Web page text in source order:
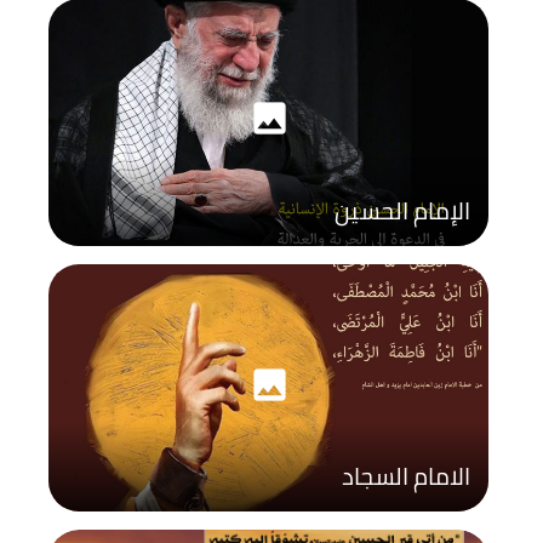
photo
الإمام الحسين
photo
الامام السجاد